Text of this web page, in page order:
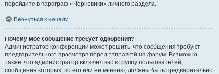
перейдите в параграф «Черновики» личного раздела.
Вернуться к началу
Почему моё сообщение требует одобрения?
Администратор конференции может решить, что сообщения требуют
предварительного просмотра перед отправкой на форум. Возможно
также, что администратор включил вас в группу пользователей,
сообщения которых, по его или её мнению, должны быть предварительно